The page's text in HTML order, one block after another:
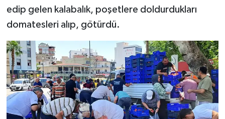
edip gelen kalabalık, poşetlere doldurdukları
domatesleri alıp, götürdü.